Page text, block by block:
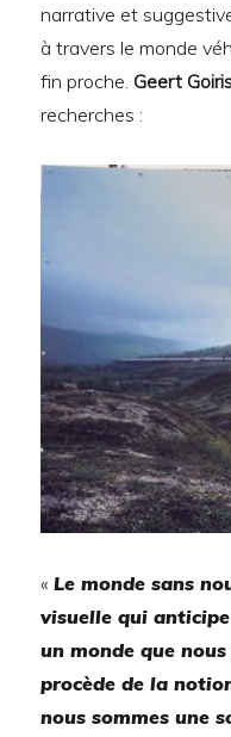
narrative et
à travers le monde
fin proche. Geert
recherches :
«Le monde sans
visuelle qui
un monde que
procède de la
nous sommes une